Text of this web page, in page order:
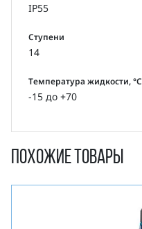
IP55
Ступени
14
Температура жидкости, °С
-15 до +70
Похожие товары